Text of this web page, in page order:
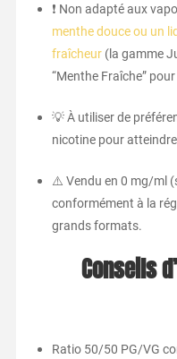
❗ Non adapté aux
menthe douce ou un
fraîcheur(la gamme
“Menthe Fraîche”
💡 À utiliser de
nicotine pour
⚠️ Vendu en 0 mg/ml
conformément à la
grands formats.
Conseils
Ratio 50/50 PG/VG